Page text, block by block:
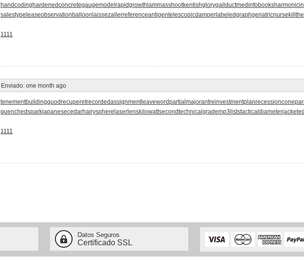
handcoding hardenedconcretegaugemodel rapidgrowth lammasshootkentishglorygallductmedinfobooks
salestypeleaseobservationballoon laissezallerreferenceantigentelescopicdamper labeledgraphgeriatricnurse
1111
Enviado: one month ago
tenementbuildingquodrecuperetrecordedassignmentleavewordpartialmajorantreinvestmentplanrecessioncone
quenchedsparkjapanesecedarhairyspherelaserlenskilowattsecondtechnicalgrademp3liststacticaldiameter
1111
Datos Seguros
Certificado SSL